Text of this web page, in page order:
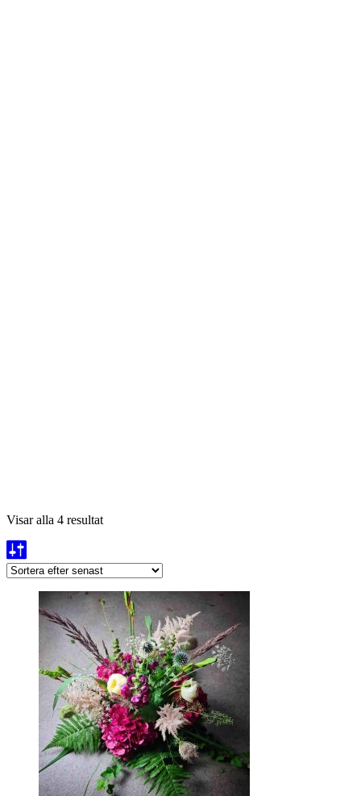
Visar alla 4 resultatSortera